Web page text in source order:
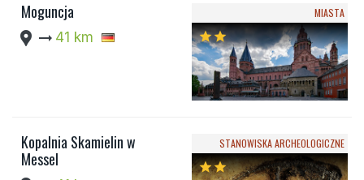
Moguncja
location_pin arrow_right_alt 41 km
MIASTA
starstar
Kopalnia Skamielin w
Messel
STANOWISKA ARCHEOLOGICZNE
starstar